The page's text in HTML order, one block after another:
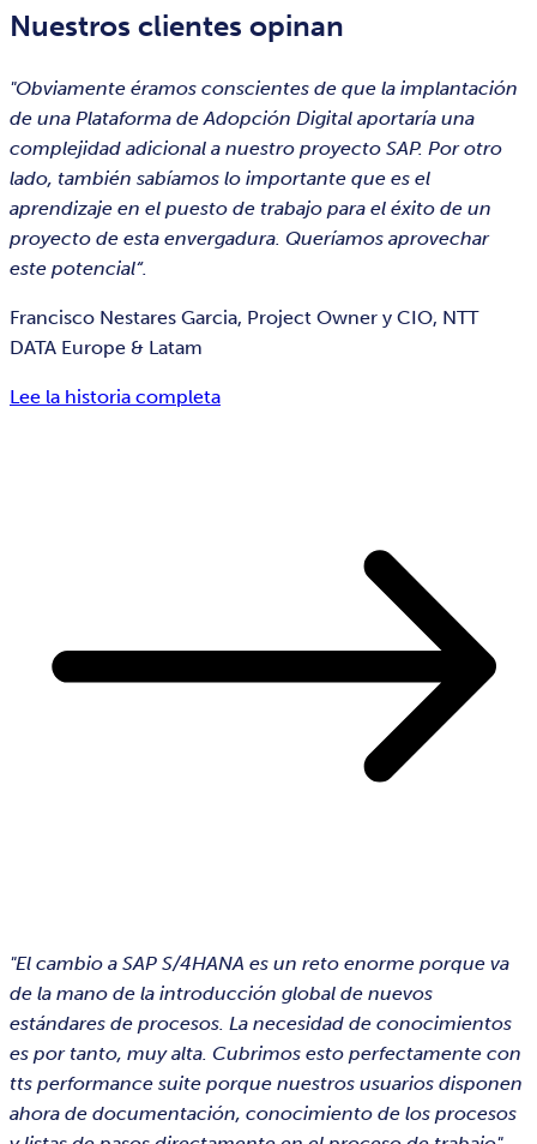
Nuestros clientes opinan
"Obviamente éramos conscientes de que la implantación
de una Plataforma de Adopción Digital aportaría una
complejidad adicional a nuestro proyecto SAP. Por otro
lado, también sabíamos lo importante que es el
aprendizaje en el puesto de trabajo para el éxito de un
proyecto de esta envergadura. Queríamos aprovechar
este potencial“.
Francisco Nestares Garcia, Project Owner y CIO, NTT
DATA Europe & Latam
Lee la historia completa
"El cambio a SAP S/4HANA es un reto enorme porque va
de la mano de la introducción global de nuevos
estándares de procesos. La necesidad de conocimientos
es por tanto, muy alta. Cubrimos esto perfectamente con
tts performance suite porque nuestros usuarios disponen
ahora de documentación, conocimiento de los procesos